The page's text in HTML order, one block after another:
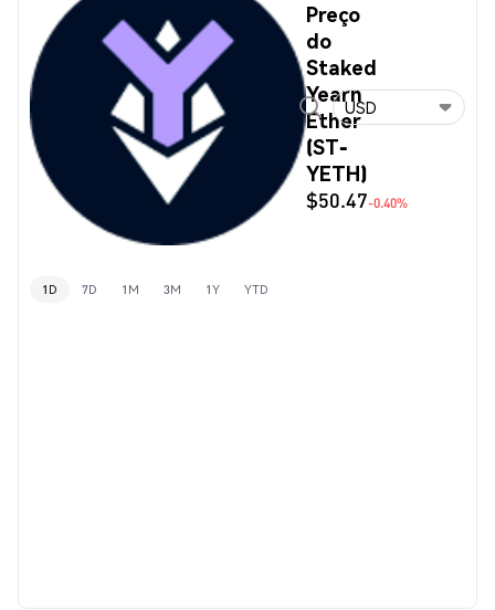
Preço
do
Staked
Yearn
Ether
(ST-
YETH)
$50.47-0.40%
USD
1D 7D 1M 3M 1Y YTD